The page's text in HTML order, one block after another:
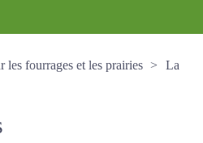
sur les fourrages et les prairies